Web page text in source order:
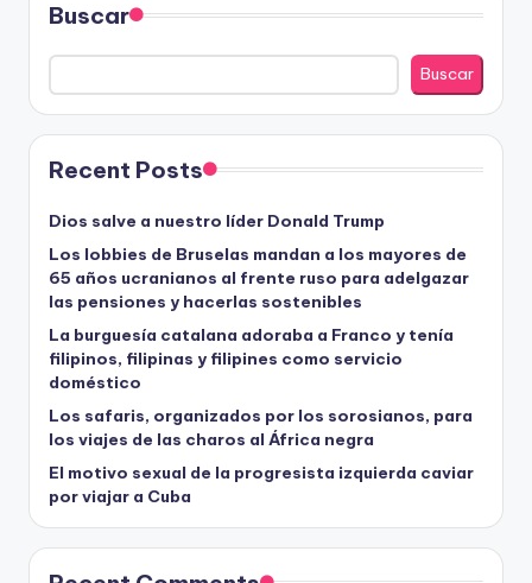
Buscar
Buscar
Recent Posts
Dios salve a nuestro líder Donald Trump
Los lobbies de Bruselas mandan a los mayores de
65 años ucranianos al frente ruso para adelgazar
las pensiones y hacerlas sostenibles
La burguesía catalana adoraba a Franco y tenía
filipinos, filipinas y filipines como servicio
doméstico
Los safaris, organizados por los sorosianos, para
los viajes de las charos al África negra
El motivo sexual de la progresista izquierda caviar
por viajar a Cuba